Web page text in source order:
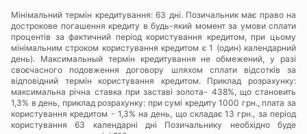
Мінімальний термін кредитування: 63 дні. Позичальник має право на
дострокове погашення кредиту в будь-який момент за умови сплати
процентів за фактичний період користування кредитом, при цьому
мінімальним строком користування кредитом є 1 (один) календарний
день). Максимальный термін кредитування не обмежений, у разі
своєчасного подовження договору шляхом сплати відсотків за
відповідний термін користування кредитом. Приклад розрахунку:
максимальна річна ставка при заставі золота- 438%, що становить
1,3% в день, приклад розрахунку: при сумі кредиту 1000 грн., плата за
користування кредитом - 1,3% на день, що складає 13 грн., за період
користування 63 календарні дні Позичальнику необхідно буде